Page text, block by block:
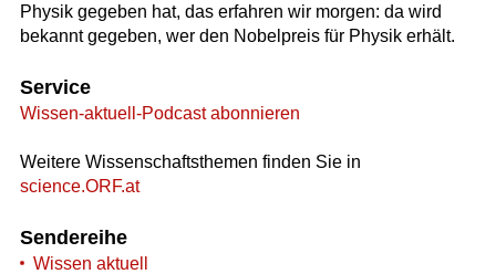
Physik gegeben hat, das erfahren wir morgen: da wird
bekannt gegeben, wer den Nobelpreis für Physik erhält.
Service
Wissen-aktuell-Podcast abonnieren
Weitere Wissenschaftsthemen finden Sie in
science.ORF.at
Sendereihe
Wissen aktuell